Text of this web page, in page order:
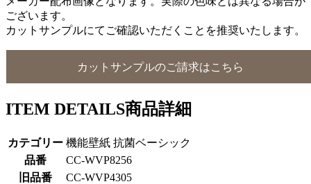
ございます。
カットサンプルにてご確認いただくことを推奨いたします。
カットサンプルのご請求はこちら
ITEM DETAILS商品詳細
カテゴリー 機能壁紙 抗菌ベーシック
品番
CC-WVP8256
旧品番
CC-WVP4305